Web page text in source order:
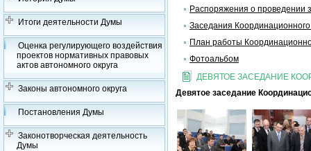
Итоги деятельности Думы
Оценка регулирующего воздействия
проектов нормативных правовых
актов автономного округа
Законы автономного округа
Постановления Думы
Законотворческая деятельность
Думы
Распоряжения о проведении
Заседания
План работы
Фотоальбом
ДЕВЯТОЕ ЗАСЕДАНИЕ
Девятое заседание